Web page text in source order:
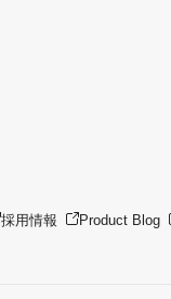
採用情報 Product Blog